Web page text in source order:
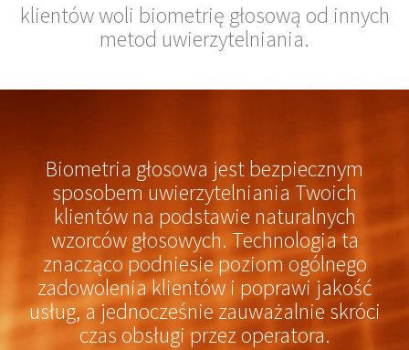
klientów woli biometrię głosową od innych
metod uwierzytelniania.
Biometria głosowa jest bezpiecznym
sposobem uwierzytelniania Twoich
klientów na podstawie naturalnych
wzorców głosowych. Technologia ta
znacząco podniesie poziom ogólnego
zadowolenia klientów i poprawi jakość
usług, a jednocześnie zauważalnie skróci
czas obsługi przez operatora.